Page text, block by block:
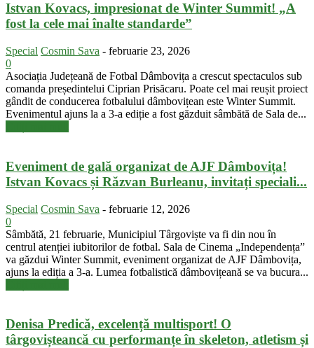
Istvan Kovacs, impresionat de Winter Summit! „A
fost la cele mai înalte standarde”
Special Cosmin Sava - februarie 23, 2026
0
Asociația Județeană de Fotbal Dâmbovița a crescut spectaculos sub
comanda președintelui Ciprian Prisăcaru. Poate cel mai reușit proiect
gândit de conducerea fotbalului dâmbovițean este Winter Summit.
Evenimentul ajuns la a 3-a ediție a fost găzduit sâmbătă de Sala de...
Eveniment de gală organizat de AJF Dâmbovița!
Istvan Kovacs și Răzvan Burleanu, invitați speciali...
Special Cosmin Sava - februarie 12, 2026
0
Sâmbătă, 21 februarie, Municipiul Târgoviște va fi din nou în
centrul atenției iubitorilor de fotbal. Sala de Cinema „Independența”
va găzdui Winter Summit, eveniment organizat de AJF Dâmbovița,
ajuns la ediția a 3-a. Lumea fotbalistică dâmbovițeană se va bucura...
Denisa Predică, excelență multisport! O
târgovișteancă cu performanțe în skeleton, atletism și